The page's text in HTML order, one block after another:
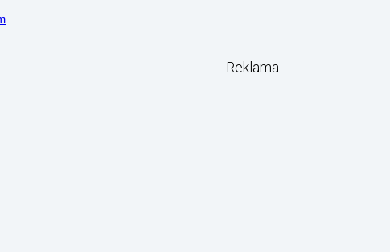
- Reklama -